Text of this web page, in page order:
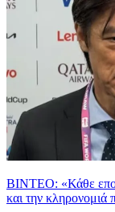
ΒΙΝΤΕΟ: «Κάθε
και την